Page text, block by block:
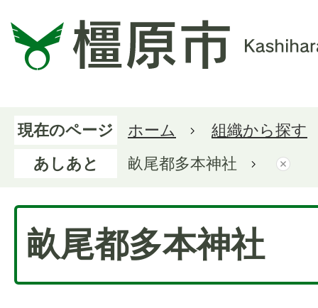
現在のページ ホーム
組織から探す
あしあと
畝尾都多本神社
畝尾都多本神社